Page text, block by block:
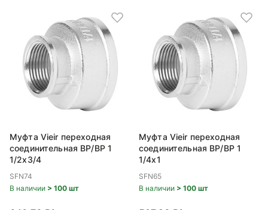
Муфта Vieir переходная
соединительная ВР/ВР 1
1/2x3/4
SFN74
В наличии > 100 шт
Муфта Vieir переходная
соединительная ВР/ВР 1
1/4x1
SFN65
В наличии > 100 шт